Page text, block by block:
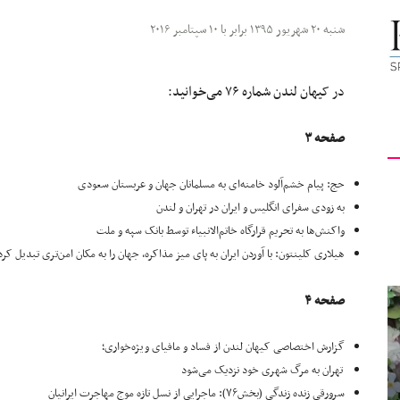
کیهان شنبه ۲۰ شهریور ۱۳۹۵ برابر با ۱۰ سپتامبر ۲۰۱۶
در کیهان لندن شماره ۷۶ می‌خوانید:
صفحه ۳
حج: پیام خشم‌آلود خامنه‌ای به مسلمانان جهان و عربستان سعودی
به زودی سفرای انگلیس و ایران در تهران و لندن
واکنش‌‌ها به تحریم قرارگاه خاتم‌الانبیاء توسط بانک سپه و ملت
هیلاری کلینتون: با آوردن ایران به پای میز مذاکره، جهان را به مکان امن‌تری تبدیل
صفحه ۴
گزارش اختصاصی کیهان لندن از فساد و مافیای ویژه‌خواری؛
تهران به مرگ شهری خود نزدیک می‌شود
سرورقی زنده زندگی (بخش۷۶): ماجرایی از نسل تازه موج مهاجرت ایرانیان